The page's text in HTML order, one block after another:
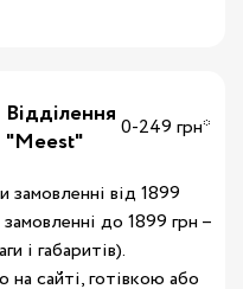
Відділення
"Meest"
0-249 грн*
від 1899
до 1899 грн –
і габаритів).
сайті, готівкою або